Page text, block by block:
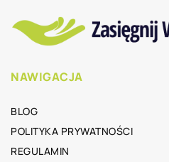
NAWIGACJA
BLOG
POLITYKA PRYWATNOŚCI
REGULAMIN